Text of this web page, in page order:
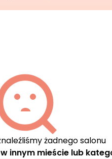
żadnego salonu
innym mieście lub